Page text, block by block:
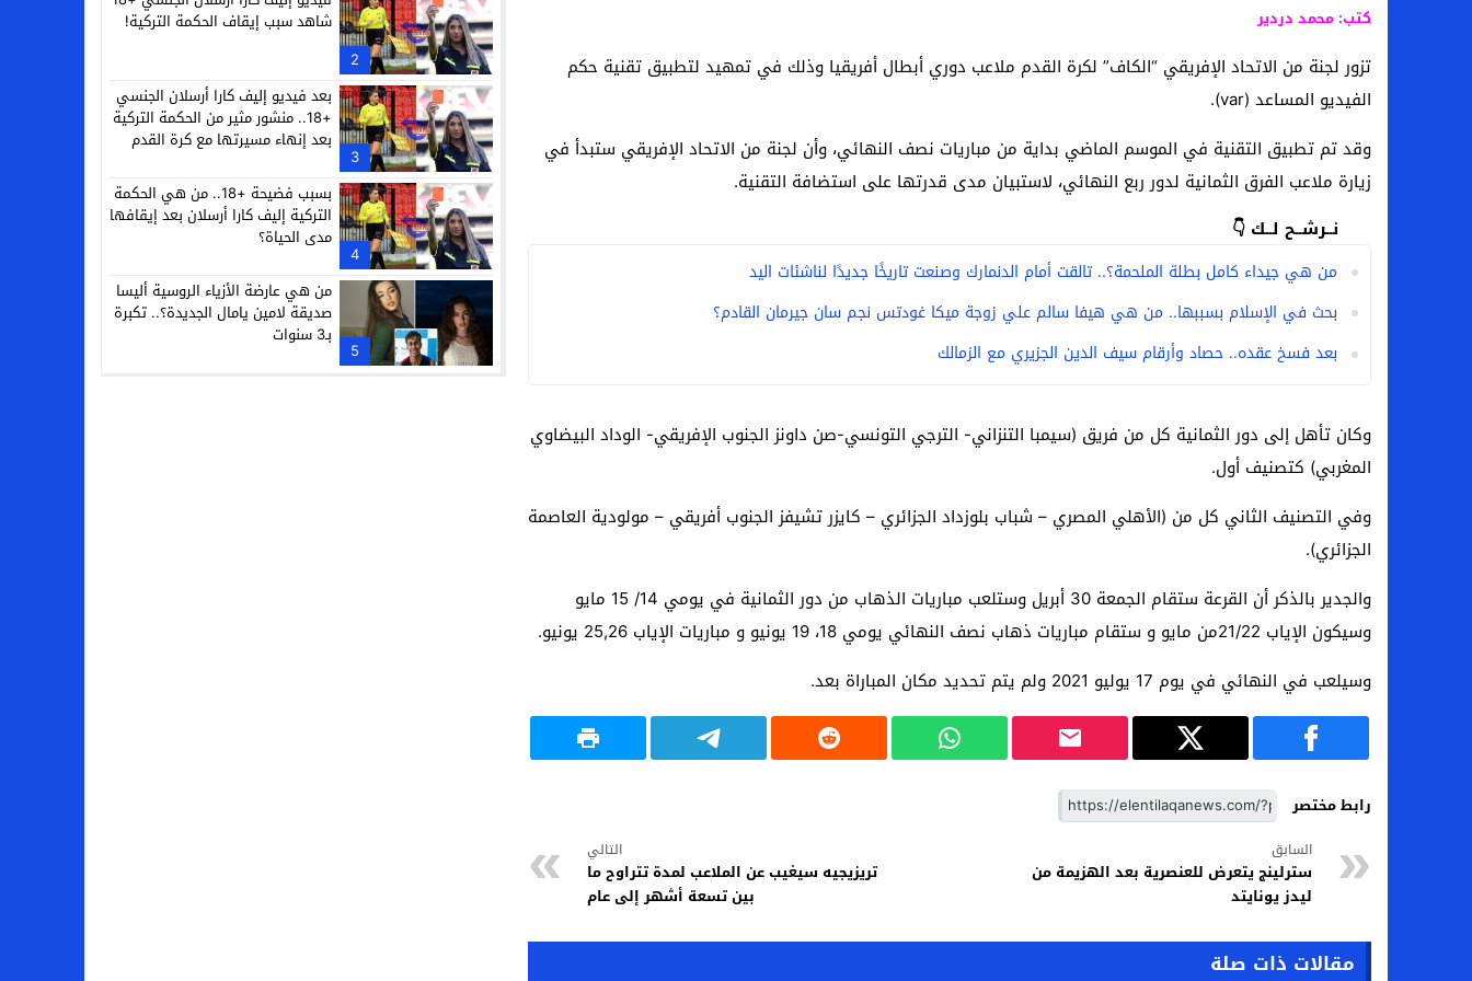
إنهاء تعاقد سيف الدين الجزيري مع الزمالك رسميًا
من هي لوز مينديز زوجة إبراهيم دياز بعد خطفها للأنظار؟
الموصل العراقي يعلن ضم المهاجم يوسف أسامة نبيه
كتب: محمد دردير
تزور لجنة من الاتحاد الإفريقي “الكاف” لكرة القدم ملاعب دوري أبطال أفريقيا وذلك في تمهيد لتطبيق تقنية حكم
الفيديو المساعد (var).
وقد تم تطبيق التقنية في الموسم الماضي بداية من مباريات نصف النهائي، وأن لجنة من الاتحاد الإفريقي ستبدأ في
زيارة ملاعب الفرق الثمانية لدور ربع النهائي، لاستبيان مدى قدرتها على استضافة التقنية.
نــرشــح لــك 👇
من هي جيداء كامل بطلة الملحمة؟.. تالقت أمام الدنمارك وصنعت تاريخًا جديدًا لناشئات اليد
بحث في الإسلام بسببها.. من هي هيفا سالم علي زوجة ميكا غودتس نجم سان جيرمان القادم؟
بعد فسخ عقده.. حصاد وأرقام سيف الدين الجزيري مع الزمالك
وكان تأهل إلى دور الثمانية كل من فريق (سيمبا التنزاني- الترجي التونسي-صن داونز الجنوب الإفريقي- الوداد البيضاوي
المغربي) كتصنيف أول.
وفي التصنيف الثاني كل من (الأهلي المصري – شباب بلوزداد الجزائري – كايزر تشيفز الجنوب أفريقي – مولودية العاصمة
الجزائري).
والجدير بالذكر أن القرعة ستقام الجمعة 30 أبريل وستلعب مباريات الذهاب من دور الثمانية في يومي 14/ 15 مايو
وسيكون الإياب 21/22من مايو و ستقام مباريات ذهاب نصف النهائي يومي 18، 19 يونيو و مباريات الإياب 25,26 يونيو.
وسيلعب في النهائي في يوم 17 يوليو 2021 ولم يتم تحديد مكان المباراة بعد.
رابط مختصر
السابق
سترلينج يتعرض للعنصرية بعد الهزيمة من
ليدز يونايتد
التالي
تريزيجيه سيغيب عن الملاعب لمدة تتراوح ما
بين تسعة أشهر إلى عام
مقالات ذات صلة
2
شاهد سبب إيقاف الحكمة التركية!
3
بعد فيديو إليف كارا أرسلان الجنسي
+18.. منشور مثير من الحكمة التركية
بعد إنهاء مسيرتها مع كرة القدم
4
بسبب فضيحة +18.. من هي الحكمة
التركية إليف كارا أرسلان بعد إيقافها
مدى الحياة؟
5
من هي عارضة الأزياء الروسية أليسا
صديقة لامين يامال الجديدة؟.. تكبرة
بـ3 سنوات